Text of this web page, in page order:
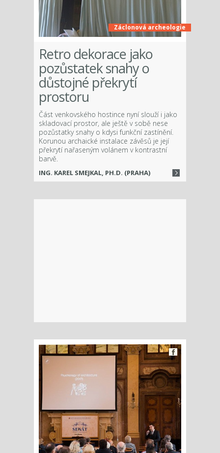
Záclonová archeologie
Retro dekorace jako
pozůstatek snahy o
důstojné překrytí
prostoru
Část venkovského hostince nyní slouží i jako
skladovací prostor, ale ještě v sobě nese
pozůstatky snahy o kdysi funkční zastínění.
Korunou archaické instalace závěsů je její
překrytí nařaseným volánem v kontrastní
barvě.
ING. KAREL SMEJKAL, PH.D. (PRAHA)